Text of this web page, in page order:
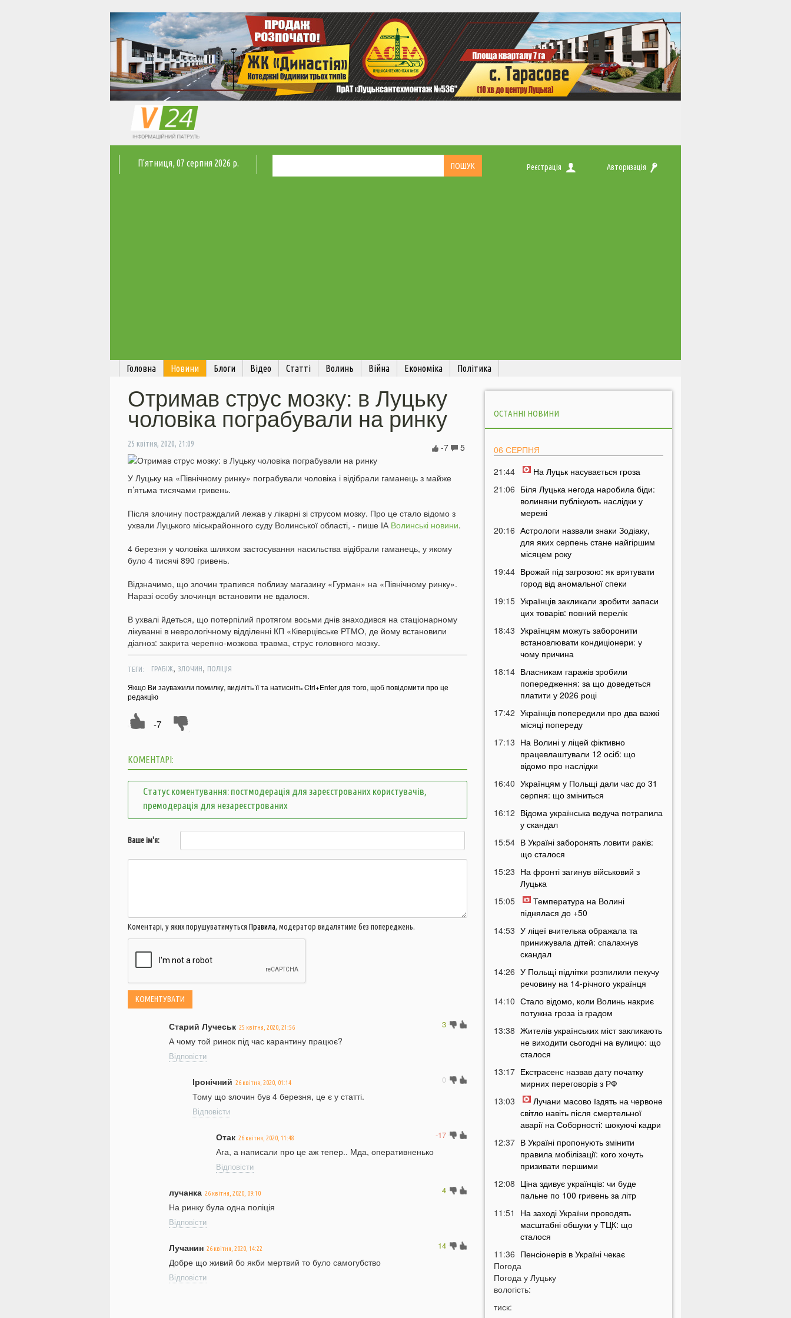
П'ятниця, 07 серпня 2026 р. Реєстрація Авторизація
Головна Новини Блоги Відео Статті Волинь Війна Економіка Політика
Отримав струс мозку: в Луцьку
чоловіка пограбували на ринку
25 квітня, 2020, 21:09 5
-7
У Луцьку на «Північному ринку» пограбували чоловіка і відібрали гаманець з майже
п’ятьма тисячами гривень.
Після злочину постраждалий лежав у лікарні зі струсом мозку. Про це стало відомо з
ухвали Луцького міськрайонного суду Волинської області, - пише ІА Волинські новини.
4 березня у чоловіка шляхом застосування насильства відібрали гаманець, у якому
було 4 тисячі 890 гривень.
Відзначимо, що злочин трапився поблизу магазину «Гурман» на «Північному ринку».
Наразі особу злочинця встановити не вдалося.
В ухвалі йдеться, що потерпілий протягом восьми днів знаходився на стаціонарному
лікуванні в неврологічному відділенні КП «Ківерцівське РТМО, де йому встановили
діагноз: закрита черепно-мозкова травма, струс головного мозку.
ТЕГИ: ГРАБІЖ, ЗЛОЧИН, ПОЛІЦІЯ
Якщо Ви зауважили помилку, виділіть її та натисніть Ctrl+Enter для того, щоб повідомити про це
редакцію
-7
КОМЕНТАРІ:
Статус коментування: постмодерація для зареєстрованих користувачів,
премодерація для незареєстрованих
Ваше ім'я:
Коментарі, у яких порушуватимуться Правила, модератор видалятиме без попереджень.
3
Старий Лучеськ 25 квітня, 2020, 21:56
А чому той ринок під час карантину працює?
Відповісти
0
Іронічний 26 квітня, 2020, 01:14
Тому що злочин був 4 березня, це є у статті.
Відповісти
-17
Отак 26 квітня, 2020, 11:48
Ага, а написали про це аж тепер.. Мда, оперативненько
Відповісти
4
лучанка 26 квітня, 2020, 09:10
На ринку була одна поліція
Відповісти
14
Лучанин 26 квітня, 2020, 14:22
Добре що живий бо якби мертвий то було самогубство
Відповісти
ОСТАННІ НОВИНИ
06 СЕРПНЯ
21:44
На Луцьк насувається гроза
21:06 Біля Луцька негода наробила біди:
волиняни публікують наслідки у
мережі
20:16 Астрологи назвали знаки Зодіаку,
для яких серпень стане найгіршим
місяцем року
19:44 Врожай під загрозою: як врятувати
город від аномальної спеки
19:15 Українців закликали зробити запаси
цих товарів: повний перелік
18:43 Українцям можуть заборонити
встановлювати кондиціонери: у
чому причина
18:14 Власникам гаражів зробили
попередження: за що доведеться
платити у 2026 році
17:42 Українців попередили про два важкі
місяці попереду
17:13 На Волині у ліцей фіктивно
працевлаштували 12 осіб: що
відомо про наслідки
16:40 Українцям у Польщі дали час до 31
серпня: що зміниться
16:12 Відома українська ведуча потрапила
у скандал
15:54 В Україні заборонять ловити раків:
що сталося
15:23 На фронті загинув військовий з
Луцька
15:05
Температура на Волині
піднялася до +50
14:53 У ліцеї вчителька ображала та
принижувала дітей: спалахнув
скандал
14:26 У Польщі підлітки розпилили пекучу
речовину на 14-річного українця
14:10 Стало відомо, коли Волинь накриє
потужна гроза із градом
13:38 Жителів українських міст закликають
не виходити сьогодні на вулицю: що
сталося
13:17 Екстрасенс назвав дату початку
мирних переговорів з РФ
13:03
Лучани масово їздять на червоне
світло навіть після смертельної
аварії на Соборності: шокуючі кадри
12:37 В Україні пропонують змінити
правила мобілізації: кого хочуть
призивати першими
12:08 Ціна здивує українців: чи буде
пальне по 100 гривень за літр
11:51
На заході України проводять
масштабні обшуки у ТЦК: що
сталося
11:36 Пенсіонерів в Україні чекає
масштабна перевірка: кого це
торкнеться
11:07 Україну накриє потужна магнітна
Погода
Погода у Луцьку
вологість:
тиск: